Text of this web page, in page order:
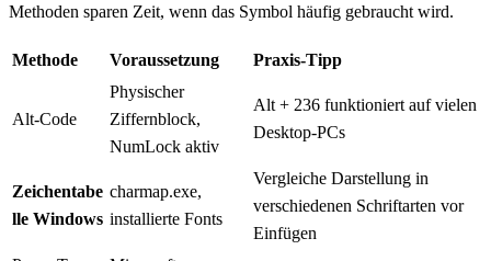
Methoden sparen Zeit, wenn das Symbol häufig gebraucht wird.
Methode Voraussetzung Praxis-Tipp
Alt-Code
Physischer
Ziffernblock,
NumLock aktiv
Alt + 236 funktioniert auf vielen
Desktop-PCs
Zeichentabe
lle Windows
charmap.exe,
installierte Fonts
Vergleiche Darstellung in
verschiedenen Schriftarten vor
Einfügen